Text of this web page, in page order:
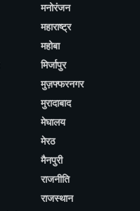
मनोरंजन
महाराष्ट्र
महोबा
मिर्जापुर
मुज़फ्फरनगर
मुरादाबाद
मेघालय
मेरठ
मैनपुरी
राजनीति
राजस्थान